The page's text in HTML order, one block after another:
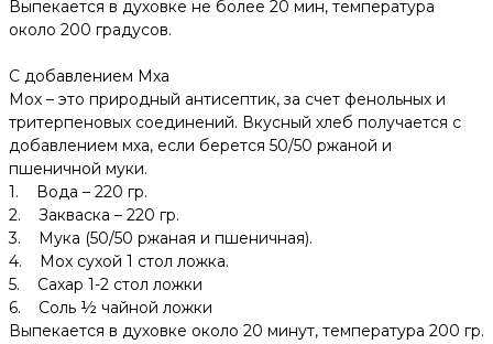
Выпекается в духовке не более 20 мин, температура
около 200 градусов.
С добавлением Мха
Мох – это природный антисептик, за счет фенольных и
тpитepпeнoвыx соединений. Вкусный хлеб получается с
добавлением мха, если берется 50/50 ржаной и
пшеничной муки.
1. Вода – 220 гр.
2. Закваска – 220 гр.
3. Мука (50/50 ржаная и пшеничная).
4. Мох сухой 1 стол ложка.
5. Сахар 1-2 стол ложки
6. Соль ½ чайной ложки
Выпекается в духовке около 20 минут, температура 200 гр.